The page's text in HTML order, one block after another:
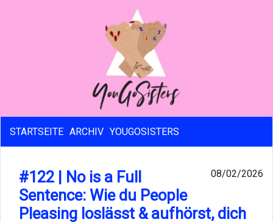
STARTSEITE ARCHIV YOUGOSISTERS
08/02/2026
#122 | No is a Full
Sentence: Wie du People
Pleasing loslässt & aufhörst, dich